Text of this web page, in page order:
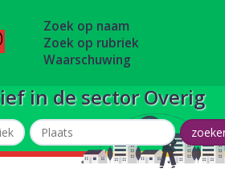
Zoek op naam
Zoek op rubriek
Waarschuwing
in de sector Overig